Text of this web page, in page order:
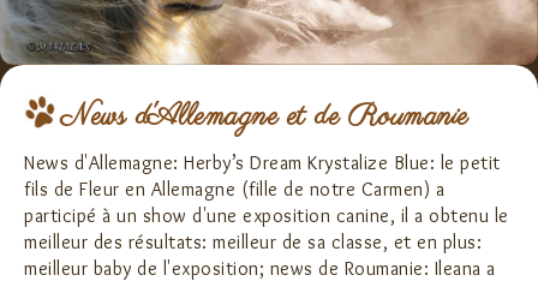
News d'Allemagne et de Roumanie
News d'Allemagne: Herby’s Dream Krystalize Blue: le petit
fils de Fleur en Allemagne (fille de notre Carmen) a
participé à un show d'une exposition canine, il a obtenu le
meilleur des résultats: meilleur de sa classe, et en plus:
meilleur baby de l'exposition; news de Roumanie: Ileana a